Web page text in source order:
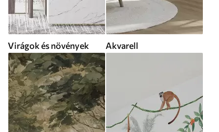
Virágok és növények Akvarell